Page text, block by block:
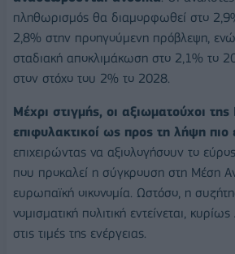
πληθωρισμός θα διαμορφωθεί στο
2,8% στην προηγούμενη πρόβλεψη, ενώ
σταδιακή αποκλιμάκωση στο 2,1% το
στον στόχο του 2% το 2028.
Μέχρι στιγμής, οι αξιωματούχοι
επιφυλακτικοί ως προς τη λήψη πιο
επιχειρώντας να αξιολογήσουν το
που προκαλεί η σύγκρουση στη Μέση
ευρωπαϊκή οικονομία. Ωστόσο, η
νομισματική πολιτική εντείνεται,
στις τιμές της ενέργειας.